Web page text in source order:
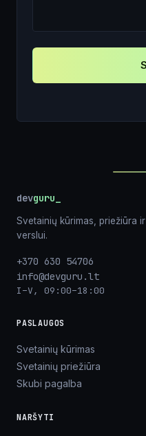
devguru
Svetainių kūrimas, priežiūra
verslui.
+370 630 54706
info@devguru.lt
I–V, 09:00–18:00
PASLAUGOS
Svetainių kūrimas
Svetainių priežiūra
Skubi pagalba
NARŠYTI